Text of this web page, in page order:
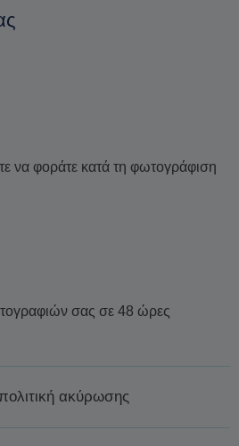
να φοράτε κατά τη φωτογράφιση
σας σε 48 ώρες
ακύρωσης